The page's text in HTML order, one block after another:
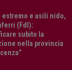
estremo e asili nido,
(FdI):
subito la
nella provincia